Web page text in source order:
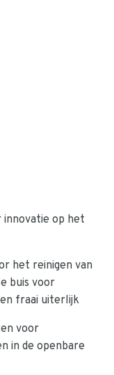
innovatie op het
het reinigen van
buis voor
fraai uiterlijk
voor
in de openbare